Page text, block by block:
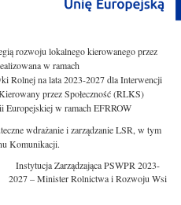
rozwoju lokalnego kierowanego przez
w ramach
Rolnej na lata 2023-2027 dla Interwencji
przez Społeczność (RLKS)
Europejskiej w ramach EFRROW
wdrażanie i zarządzanie LSR, w tym
Komunikacji.
Instytucja Zarządzająca PSWPR 2023-
2027 – Minister Rolnictwa i Rozwoju Wsi